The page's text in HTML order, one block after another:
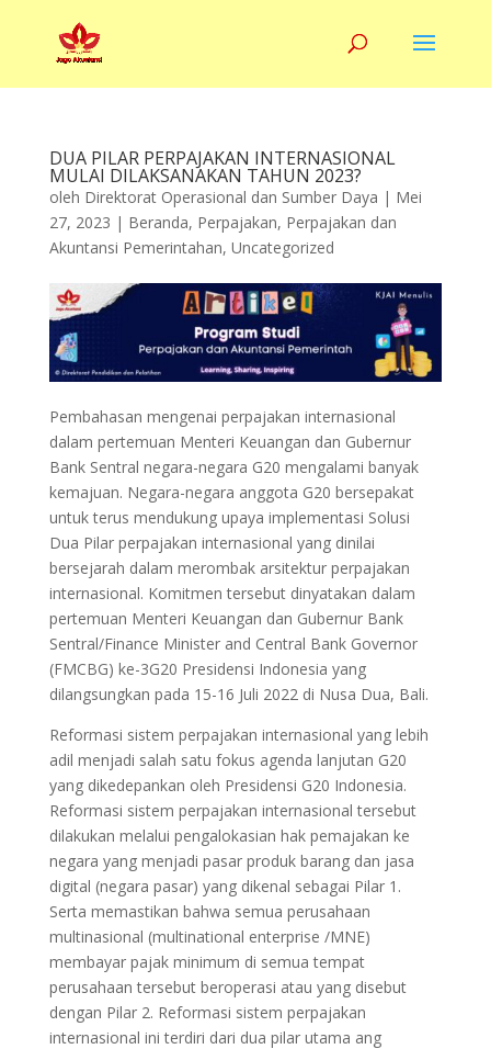
DUA PILAR PERPAJAKAN INTERNASIONAL
MULAI DILAKSANAKAN TAHUN 2023?
oleh Direktorat Operasional dan Sumber Daya | Mei
27, 2023 | Beranda, Perpajakan, Perpajakan dan
Akuntansi Pemerintahan, Uncategorized
Pembahasan mengenai perpajakan internasional
dalam pertemuan Menteri Keuangan dan Gubernur
Bank Sentral negara-negara G20 mengalami banyak
kemajuan. Negara-negara anggota G20 bersepakat
untuk terus mendukung upaya implementasi Solusi
Dua Pilar perpajakan internasional yang dinilai
bersejarah dalam merombak arsitektur perpajakan
internasional. Komitmen tersebut dinyatakan dalam
pertemuan Menteri Keuangan dan Gubernur Bank
Sentral/Finance Minister and Central Bank Governor
(FMCBG) ke-3G20 Presidensi Indonesia yang
dilangsungkan pada 15-16 Juli 2022 di Nusa Dua, Bali.
Reformasi sistem perpajakan internasional yang lebih
adil menjadi salah satu fokus agenda lanjutan G20
yang dikedepankan oleh Presidensi G20 Indonesia.
Reformasi sistem perpajakan internasional tersebut
dilakukan melalui pengalokasian hak pemajakan ke
negara yang menjadi pasar produk barang dan jasa
digital (negara pasar) yang dikenal sebagai Pilar 1.
Serta memastikan bahwa semua perusahaan
multinasional (multinational enterprise /MNE)
membayar pajak minimum di semua tempat
perusahaan tersebut beroperasi atau yang disebut
dengan Pilar 2. Reformasi sistem perpajakan
internasional ini terdiri dari dua pilar utama ang